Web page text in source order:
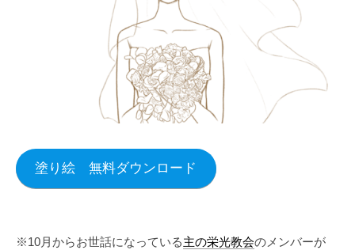
塗り絵 無料ダウンロード
※10月からお世話になっている主の栄光教会のメンバーが